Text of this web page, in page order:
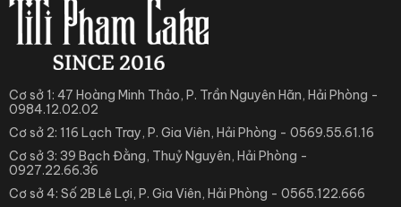
Cơ sở 1: 47 Hoàng Minh Thảo, P. Trần Nguyên Hãn, Hải Phòng -
0984.12.02.02
Cơ sở 2: 116 Lạch Tray, P. Gia Viên, Hải Phòng - 0569.55.61.16
Cơ sở 3: 39 Bạch Đằng, Thuỷ Nguyên, Hải Phòng -
0927.22.66.36
Cơ sở 4: Số 2B Lê Lợi, P. Gia Viên, Hải Phòng - 0565.122.666